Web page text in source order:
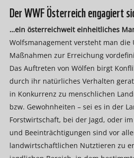
Der WWF Österreich engagiert
…ein österreichweit einheitliches
Wolfsmanagement versteht man die
Maßnahmen zur Erreichung
Das Auftreten von Wölfen birgt
durch ihr natürliches Verhalten
in Konkurrenz zu menschlichen
bzw. Gewohnheiten – sei es in der
Forstwirtschaft, bei der Jagd, oder
und Beeinträchtigungen sind vor
landwirtschaftlichen Nutztieren zu